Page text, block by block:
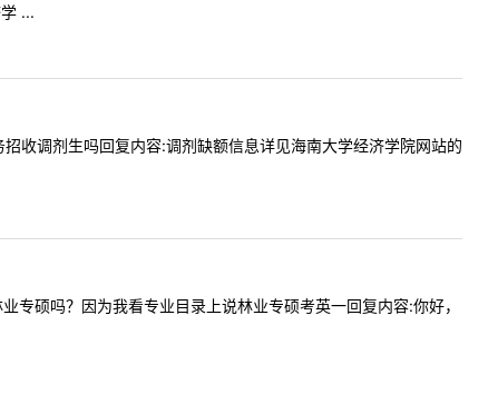
...
调剂生吗回复内容:调剂缺额信息详见海南大学经济学院网站的
硕吗？因为我看专业目录上说林业专硕考英一回复内容:你好，